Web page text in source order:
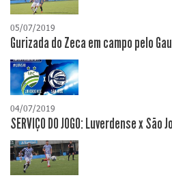
05/07/2019
Gurizada do Zeca em campo pelo
04/07/2019
SERVIÇO DO JOGO: Luverdense x São